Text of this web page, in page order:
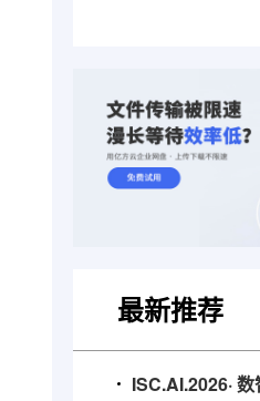
最新推荐
ISC.AI.2026·